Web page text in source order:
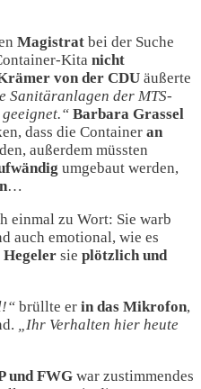
Magistrat bei der Suche
Kita nicht
von der CDU äußerte
Sanitäranlagen der MTS-
Barbara Grassel
dass die Container an
außerdem müssten
umgebaut werden,
…
einmal zu Wort: Sie warb
auch emotional, wie es
Hegeler sie plötzlich und
brüllte er in das Mikrofon,
„Ihr Verhalten hier heute
und FWG war zustimmendes